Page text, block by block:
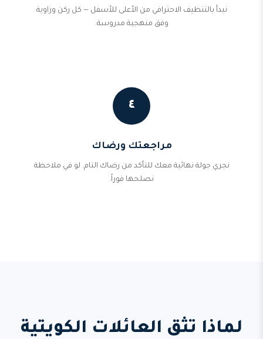
نبدأ بالتنظيف الاحترافي من الأعلى للأسفل — كل ركن وزاوية
وفق منهجية مدروسة.
٤
مراجعتك ورضاك
نجري جولة نهائية معك للتأكد من رضاك التام. لو في ملاحظة
نصلحها فوراً.
لماذا تثق العائلات الكويتية